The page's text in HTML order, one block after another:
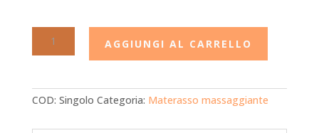
massaggianteAGGIUNGI AL CARRELLO
COD: Singolo Categoria: Materasso massaggiante